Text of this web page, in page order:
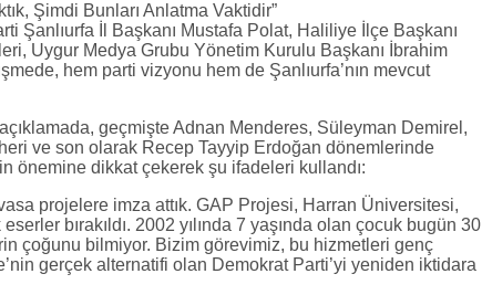
Şimdi Bunları Anlatma Vaktidir”
Şanlıurfa İl Başkanı Mustafa Polat, Haliliye İlçe Başkanı
Uygur Medya Grubu Yönetim Kurulu Başkanı İbrahim
hem parti vizyonu hem de Şanlıurfa’nın mevcut
geçmişte Adnan Menderes, Süleyman Demirel,
ve son olarak Recep Tayyip Erdoğan dönemlerinde
önemine dikkat çekerek şu ifadeleri kullandı:
projelere imza attık. GAP Projesi, Harran Üniversitesi,
bırakıldı. 2002 yılında 7 yaşında olan çocuk bugün 30
çoğunu bilmiyor. Bizim görevimiz, bu hizmetleri genç
gerçek alternatifi olan Demokrat Parti’yi yeniden iktidara